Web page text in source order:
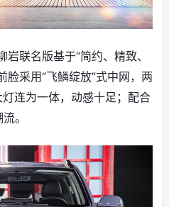
联名版基于“简约、精致、
脸采用“飞鳞绽放”式中网，两
连为一体，动感十足；配合
。